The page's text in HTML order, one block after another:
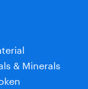
& Minerals